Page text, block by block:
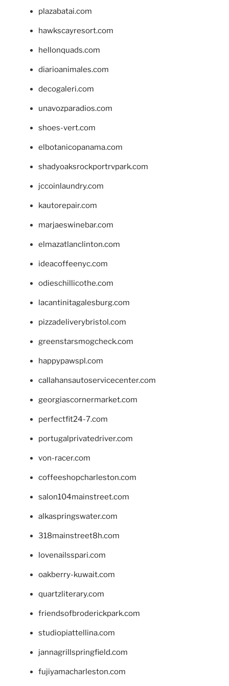
plazabatai.com
hawkscayresort.com
hellonquads.com
diarioanimales.com
decogaleri.com
unavozparadios.com
shoes-vert.com
elbotanicopanama.com
shadyoaksrockportrvpark.com
jccoinlaundry.com
kautorepair.com
marjaeswinebar.com
elmazatlanclinton.com
ideacoffeenyc.com
odieschillicothe.com
lacantinitagalesburg.com
pizzadeliverybristol.com
greenstarsmogcheck.com
happypawspl.com
callahansautoservicecenter.com
georgiascornermarket.com
perfectfit24-7.com
portugalprivatedriver.com
von-racer.com
coffeeshopcharleston.com
salon104mainstreet.com
alkaspringswater.com
318mainstreet8h.com
lovenailsspari.com
oakberry-kuwait.com
quartzliterary.com
friendsofbroderickpark.com
studiopiattellina.com
jannagrillspringfield.com
fujiyamacharleston.com